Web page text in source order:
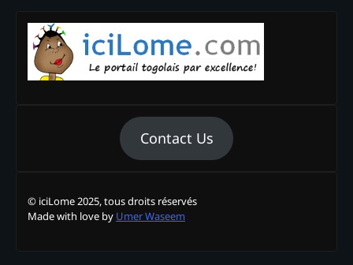
Contact Us
© iciLome 2025, tous droits réservés
Made with love by Umer Waseem